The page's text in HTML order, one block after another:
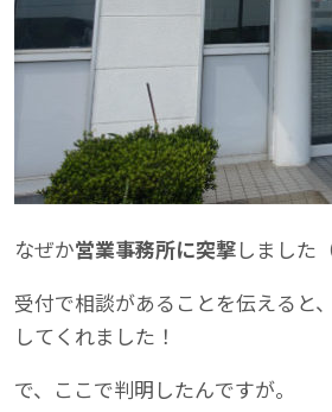
なぜか営業事務所に突撃しました
受付で相談があることを伝えると
してくれました！
で、ここで判明したんですが。